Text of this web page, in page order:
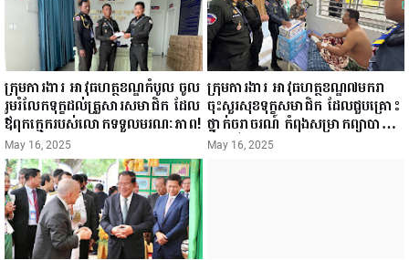
ក្រុមការងារ អាវុធហត្ថខណ្ឌកំបូល ចូល
រួមរំលែកទុក្ខដល់គ្រួសារសមាជិក ដែល
ឪពុកក្មេករបស់លោកទទួលមរណៈភាព!
May 16, 2025
ក្រុមការងារ អាវុធហត្ថខណ្ឌ៧មករា
ចុះសួរសុខទុក្ខសមាជិក ដែលជួបគ្រោះ
ថ្នាក់ចរាចរណ៍ កំពុងសម្រាកព្យាបាល
នៅមន្ទីរពេទ្យ!
May 16, 2025